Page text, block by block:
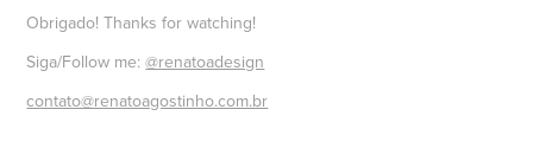
Obrigado! Thanks for watching!
Siga/Follow me:@renatoadesign
contato@renatoagostinho.com.br